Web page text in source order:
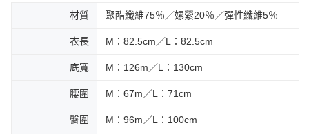
材質 聚酯纖維75％／嫘縈20％／彈性纖維5％
衣長 M：82.5cm／L：82.5cm
底寬 M：126m／L：130cm
腰圍 M：67m／L：71cm
臀圍 M：96m／L：100cm